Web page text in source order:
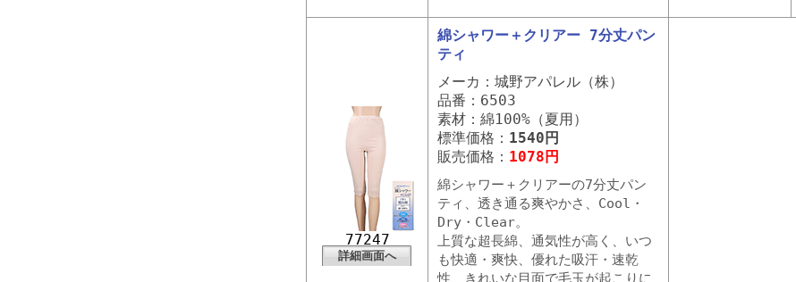
77247
詳細画面へ
綿シャワー＋クリアー 7分丈パン
ティ
メーカ：城野アパレル（株）
品番：6503
素材：綿100%（夏用）
標準価格： 1540円
販売価格： 1078円
綿シャワー＋クリアーの7分丈パン
ティ、透き通る爽やかさ、Cool・
Dry・Clear。
上質な超長綿、通気性が高く、いつ
も快適・爽快、優れた吸汗・速乾
性、きれいな目面で毛玉が起こりに